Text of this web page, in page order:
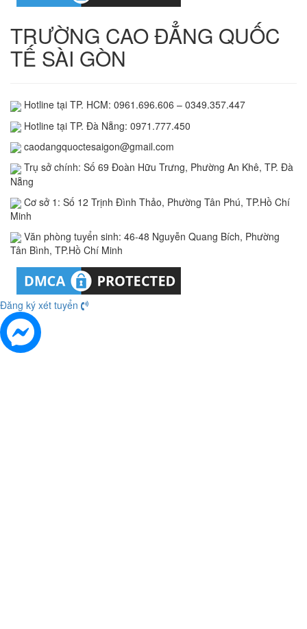
TRƯỜNG CAO ĐẲNG QUỐC
TẾ SÀI GÒN
Hotline tại TP. HCM: 0961.696.606 – 0349.357.447
Hotline tại TP. Đà Nẵng: 0971.777.450
caodangquoctesaigon@gmail.com
Trụ sở chính: Số 69 Đoàn Hữu Trưng, Phường An Khê, TP. Đà
Nẵng
Cơ sở 1: Số 12 Trịnh Đình Thảo, Phường Tân Phú, TP.Hồ Chí
Minh
Văn phòng tuyển sinh: 46-48 Nguyễn Quang Bích, Phường
Tân Bình, TP.Hồ Chí Minh
Đăng ký xét tuyển